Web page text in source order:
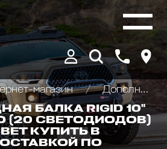
магазин
Дополнительные фары : Светодиодные, Галогеновые , Ксеноновые
БАЛКА RIGID 10"
(20 СВЕТОДИОДОВ)
КУПИТЬ В
ПО